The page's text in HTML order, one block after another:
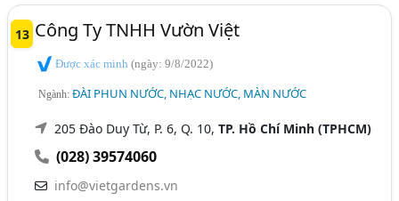
13 Công Ty TNHH Vườn Việt
Được xác minh(ngày: 9/8/2022)
Ngành:ĐÀI PHUN NƯỚC, NHẠC NƯỚC, MÀN NƯỚC
205 Đào Duy Từ, P. 6, Q. 10,TP. Hồ Chí Minh (TPHCM)
(028) 39574060
info@vietgardens.vn